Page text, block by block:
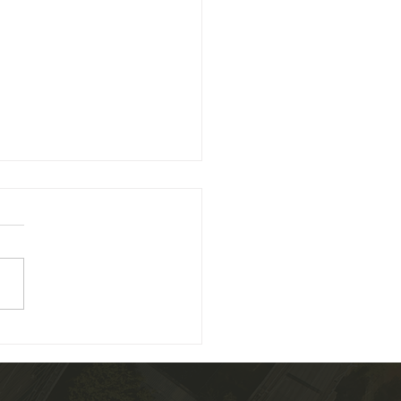
fiscais
547/2024 , que institui